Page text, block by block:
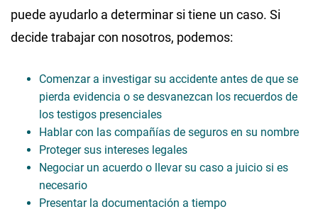
puede ayudarlo a determinar si tiene un caso. Si
decide trabajar con nosotros, podemos:
Comenzar a investigar su accidente antes de que se
pierda evidencia o se desvanezcan los recuerdos de
los testigos presenciales
Hablar con las compañías de seguros en su nombre
Proteger sus intereses legales
Negociar un acuerdo o llevar su caso a juicio si es
necesario
Presentar la documentación a tiempo